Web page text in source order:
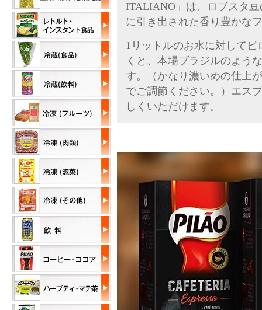
ITALIANO」は、ロブスタ
に引き出された香り豊かな
1リットルのお水に対して
くと、本場ブラジルのよう
す。（かなり濃いめの仕上
でご調節ください。）エス
しくいただけます。